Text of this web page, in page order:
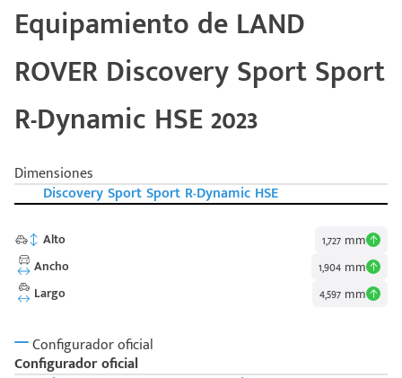
Equipamiento de LAND
ROVER Discovery Sport Sport
R-Dynamic HSE 2023
Dimensiones
Discovery Sport Sport R-Dynamic HSE
Alto
1,727 mm
Ancho
1,904 mm
Largo
4,597 mm
Configurador oficial
Configurador oficial